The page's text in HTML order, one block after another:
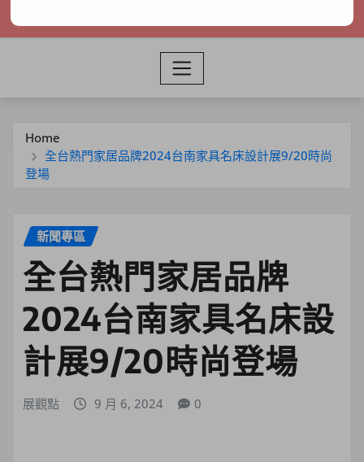
Home
全台熱門家居品牌2024台南家具名床設計展9/20時尚
登場
新聞專區
全台熱門家居品牌
2024台南家具名床設
計展9/20時尚登場
展觀點 9 月 6, 2024 0